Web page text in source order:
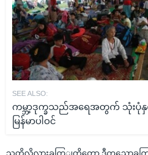
SEE ALSO:
ကမ္ဘာ့ဒုက္ခသည်အရေအတွက် သုံးပုံနှ
မြန်မာပါဝင်
သူတို့လိုလားခကြျကိုတော့ ဒီကွညောခက